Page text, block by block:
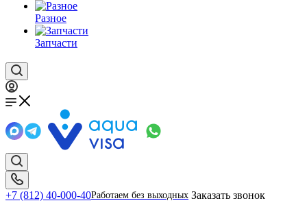
Разное
Запчасти
+7 (812) 40-000-40Работаем без выходных Заказать звонок